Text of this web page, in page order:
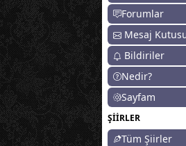
Forumlar
Mesaj
Bildiriler
Nedir?
Sayfam
ŞİİRLER
Tüm Şiirler